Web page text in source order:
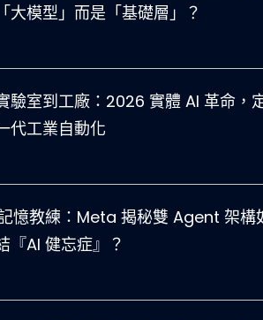
大模型」而是「基礎層」？
驗室到工廠：2026 實體 AI 革命，
代工業自動化
憶教練：Meta 揭秘雙 Agent 架構
『AI 健忘症』？